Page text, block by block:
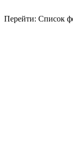
Перейти: Список